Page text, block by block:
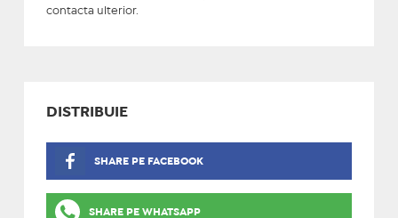
contacta ulterior.
DISTRIBUIE
SHARE PE FACEBOOK
SHARE PE WHATSAPP